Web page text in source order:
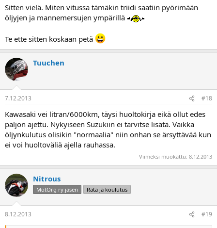
Sitten vielä. Miten vitussa tämäkin triidi saatiin pyörimään
öljyjen ja mannemersujen ympärillä
Te ette sitten koskaan petä
Tuuchen
7.12.2013 #18
Kawasaki vei litran/6000km, täysi huoltokirja eikä ollut edes
paljon ajettu. Nykyiseen Suzukiin ei tarvitse lisätä. Vaikka
öljynkulutus olisikin "normaalia" niin onhan se ärsyttävää kun
ei voi huoltoväliä ajella rauhassa.
Viimeksi muokattu: 8.12.2013
Nitrous
MotOrg ry jäsen Rata ja koulutus
8.12.2013 #19